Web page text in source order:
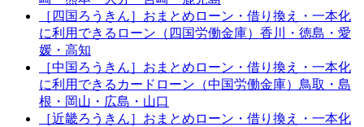
［四国ろうきん］おまとめローン・借り換え・一本化
に利用できるローン（四国労働金庫）香川・徳島・愛
媛・高知
［中国ろうきん］おまとめローン・借り換え・一本化
に利用できるカードローン（中国労働金庫）鳥取・島
根・岡山・広島・山口
［近畿ろうきん］おまとめローン・借り換え・一本化